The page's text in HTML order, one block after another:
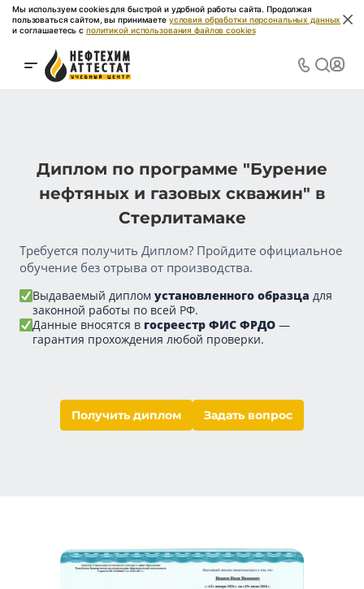
Мы используем cookies для быстрой и удобной работы сайта. Продолжая
пользоваться сайтом, вы принимаете условия обработки персональных данных
и соглашаетесь с политикой использования файлов cookies
Диплом по программе "Бурение
нефтяных и газовых скважин" в
Стерлитамаке
Требуется получить Диплом? Пройдите официальное
обучение без отрыва от производства.
Выдаваемый диплом установленного образца для
законной работы по всей РФ.
Данные вносятся в госреестр ФИС ФРДО —
гарантия прохождения любой проверки.
Получить диплом Задать вопрос